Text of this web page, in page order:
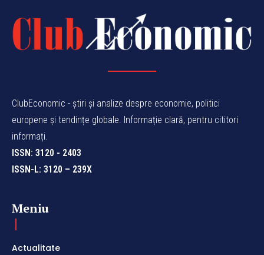
ClubEconomic - știri și analize despre economie, politici
europene și tendințe globale. Informație clară, pentru cititori
informați.
ISSN: 3120 - 2403
ISSN-L: 3120 – 239X
Meniu
Actualitate